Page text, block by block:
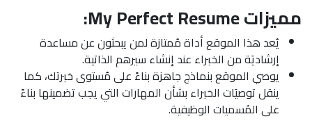
مميزات My Perfect Resume:
يُعد هذا الموقع أداة مُمتازة لمن يبحثون عن مساعدة
إرشاديَة من الخبراء عند إنشاء سيرهم الذاتية.
يوصي الموقع بنماذج جاهزة بناءً على مُستوى خبرتك، كما
ينقل توصيَات الخبراء بشأن المهارات التي يجب تضمينها بناءً
على المُسميات الوظيفية.